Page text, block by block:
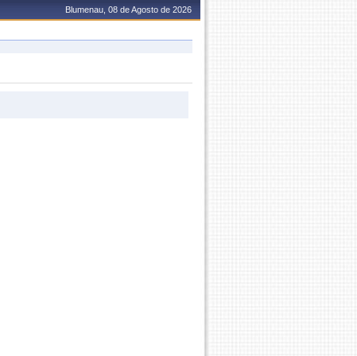
Blumenau, 08 de Agosto de 2026